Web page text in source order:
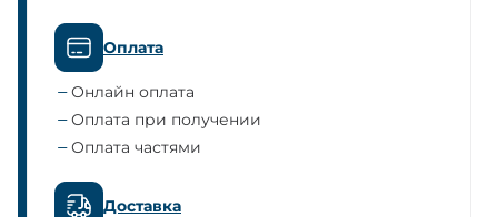
Оплата
Онлайн оплата
Оплата при получении
Оплата частями
Доставка